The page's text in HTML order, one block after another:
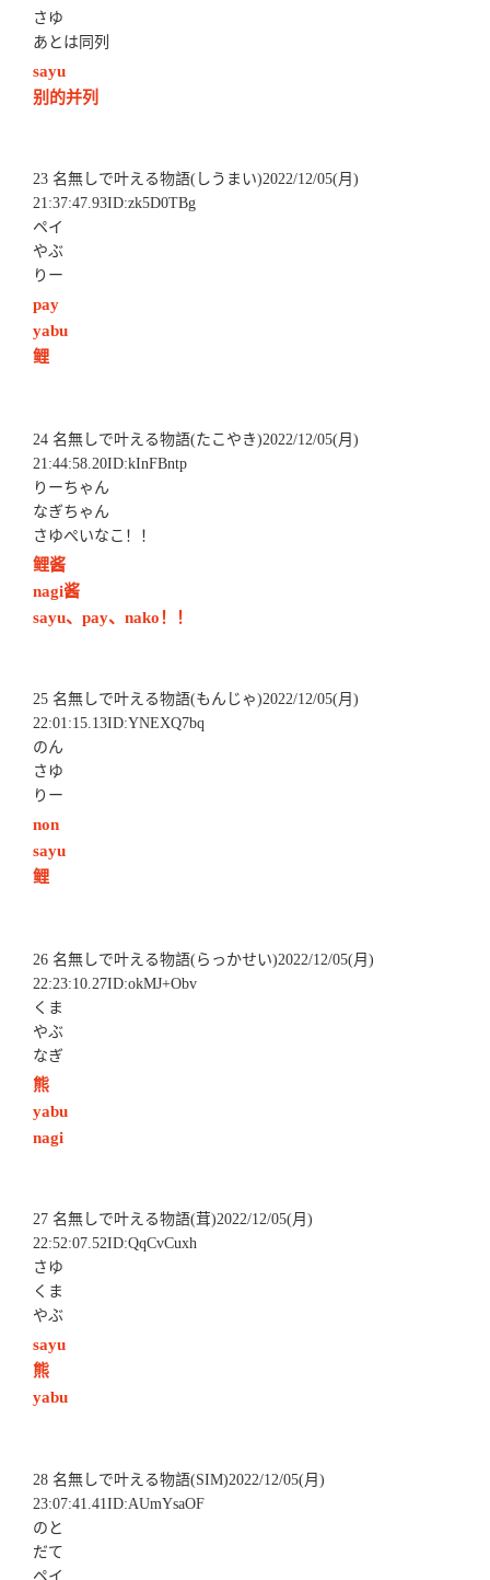
さゆ
あとは同列
sayu
别的并列
23 名無しで叶える物語(しうまい)2022/12/05(月)
21:37:47.93ID:zk5D0TBg
ペイ
やぶ
りー
pay
yabu
鲤
24 名無しで叶える物語(たこやき)2022/12/05(月)
21:44:58.20ID:kInFBntp
りーちゃん
なぎちゃん
さゆぺいなこ！！
鲤酱
nagi酱
sayu、pay、nako！！
25 名無しで叶える物語(もんじゃ)2022/12/05(月)
22:01:15.13ID:YNEXQ7bq
のん
さゆ
りー
non
sayu
鲤
26 名無しで叶える物語(らっかせい)2022/12/05(月)
22:23:10.27ID:okMJ+Obv
くま
やぶ
なぎ
熊
yabu
nagi
27 名無しで叶える物語(茸)2022/12/05(月)
22:52:07.52ID:QqCvCuxh
さゆ
くま
やぶ
sayu
熊
yabu
28 名無しで叶える物語(SIM)2022/12/05(月)
23:07:41.41ID:AUmYsaOF
のと
だて
ペイ